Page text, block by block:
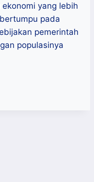
yang lebih
pada
pemerintah
populasinya